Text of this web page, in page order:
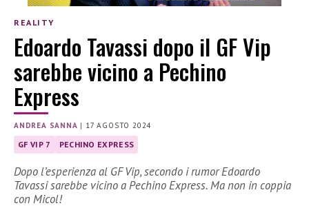
REALITY
Edoardo Tavassi dopo il GF Vip
sarebbe vicino a Pechino
Express
ANDREA SANNA | 17 AGOSTO 2024
GF VIP 7 PECHINO EXPRESS
Dopo l’esperienza al GF Vip, secondo i rumor Edoardo
Tavassi sarebbe vicino a Pechino Express. Ma non in coppia
con Micol!